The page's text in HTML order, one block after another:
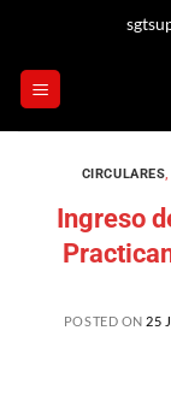
CIRCULARES,
Ingreso
POSTED ON 25